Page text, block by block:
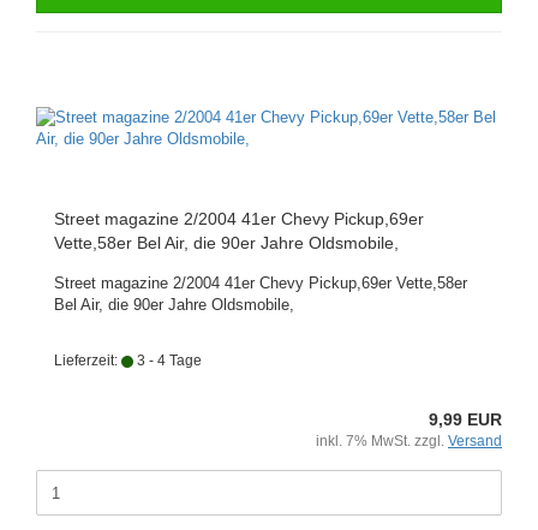
Street magazine 2/2004 41er Chevy Pickup,69er
Vette,58er Bel Air, die 90er Jahre Oldsmobile,
Street magazine 2/2004 41er Chevy Pickup,69er Vette,58er
Bel Air, die 90er Jahre Oldsmobile,
Lieferzeit: 3 - 4 Tage
9,99 EUR
inkl. 7% MwSt. zzgl. Versand